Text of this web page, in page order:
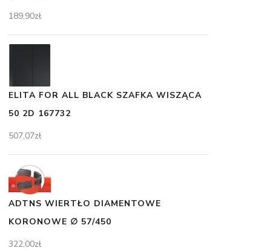
189,90zł
ELITA FOR ALL BLACK SZAFKA WISZĄCA
50 2D 167732
507,07zł
ADTNS WIERTŁO DIAMENTOWE
KORONOWE ∅ 57/450
322,00zł